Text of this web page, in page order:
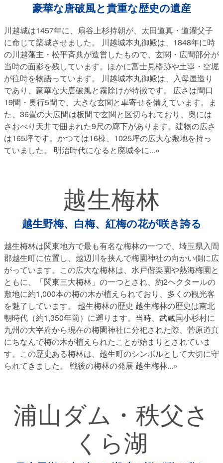
豪華な唐破風と貴重な歴史の遺産
川越城は1457年に、扇谷上杉持朝が、太田道真・道灌父子
に命じて築城させました。 川越城本丸御殿は、1848年に時
の川越藩主・松平斉典が造営したもので、玄関・広間部分が
当時の面影を残しています。ほかに富士見櫓跡や土塁・空堀
が往時を物語っています。 川越城本丸御殿は、入母屋造り
であり、豪華な大唐破風と霧除けが特徴です。 広さは間口
19間・奥行5間で、大きな玄関と車寄せを備えています。ま
た、36畳の大広間は板間で玄関と区切られており、奥には
さおべり天井で囲まれた9尺の廊下があります。建物の広さ
は165坪です。かつては16棟、1025坪の広大な敷地を持っ
ていました。 明治時代になると廃城令に...»
越生梅林
越生野梅、白梅、紅梅の花が咲き誇る
越生梅林は関東地方で最も有名な梅林の一つで、埼玉県入間
郡越生町に位置し、越辺川を挟んで梅園神社の向かい側に広
がっています。この広大な梅林は、水戸偕楽園や熱海梅園と
ともに、「関東三大梅林」の一つとされ、約2ヘクタールの
敷地に約1,000本の梅の木が植えられており、多くの観光客
を魅了しています。 越生梅林の歴史 越生梅林の歴史は南北
朝時代（約1,350年前）に遡ります。当時、武蔵国小杉村に
九州の大宰府から現在の梅園神社に分祀された際、菅原道真
にちなんで梅の木が植えられたことが始まりとされていま
す。この歴史ある梅林は、越生町のシンボルとして大切に守
られてきました。 戦後の梅林の発展 越生梅林...»
浦山ダム・秩父さ
くら湖